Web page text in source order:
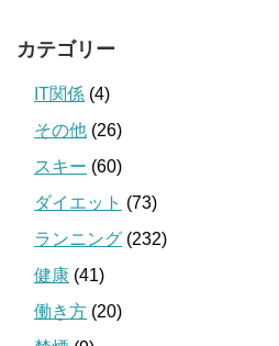
カテゴリー
IT関係 (4)
その他 (26)
スキー (60)
ダイエット (73)
ランニング (232)
健康 (41)
働き方 (20)